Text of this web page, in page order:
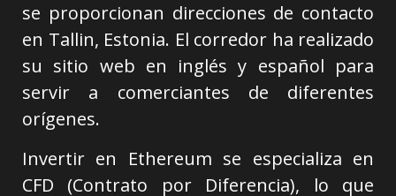
se proporcionan direcciones de contacto
en Tallin, Estonia. El corredor ha realizado
su sitio web en inglés y español para
servir a comerciantes de diferentes
orígenes.
Invertir en Ethereum se especializa en
CFD (Contrato por Diferencia), lo que